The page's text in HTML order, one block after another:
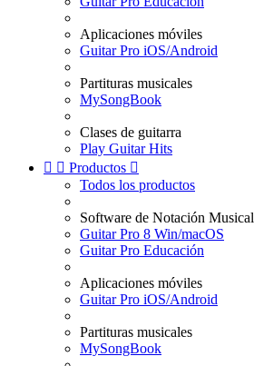
Aplicaciones móviles
Guitar Pro iOS/Android
Partituras musicales
MySongBook
Clases de guitarra
Play Guitar Hits
  Productos 
Todos los productos
Software de Notación Musical
Guitar Pro 8 Win/macOS
Guitar Pro Educación
Aplicaciones móviles
Guitar Pro iOS/Android
Partituras musicales
MySongBook